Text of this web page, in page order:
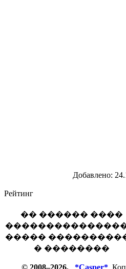
Добавлено:
Рейтинг
�� ������ ����
�����
� ��������
© 2008–2026, *Casper*